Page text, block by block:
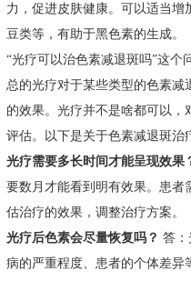
力，促进皮肤健康。可以适当增
豆类等，有助于黑色素的生成。
“光疗可以治色素减退斑吗”这个
总的光疗对于某些类型的色素减
的效果。光疗并不是啥都可以
评估。以下是关于色素减退斑治
光疗需要多长时间才能呈现效果
要数月才能看到明有效果。患者
估治疗的效果，调整治疗方案。
光疗后色素会尽量恢复吗？ 答：
病的严重程度、患者的个体差异